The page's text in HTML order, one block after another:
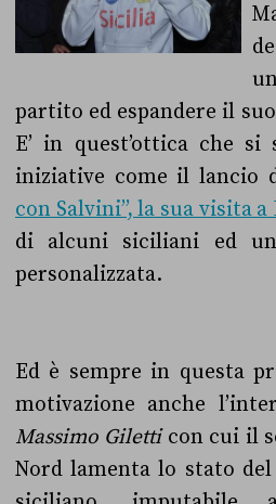
partito ed espandere il
E’ in quest’ottica che
iniziative come il lancio
con Salvini”, la sua visita a
di alcuni siciliani ed
personalizzata.
Ed è sempre in questa
motivazione anche
Massimo Giletticon cui il
Nord lamenta lo stato